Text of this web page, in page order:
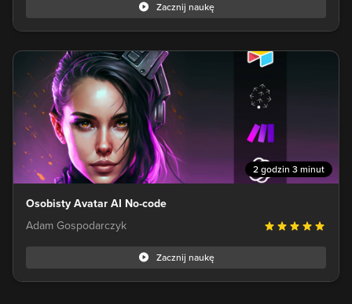
Zacznij naukę
2 godzin 3 minut
Osobisty Avatar AI No-code
Adam Gospodarczyk
Zacznij naukę